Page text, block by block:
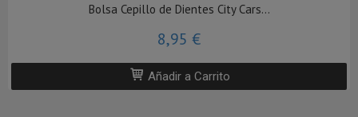
Bolsa Cepillo de Dientes City Cars...
8,95 €
Añadir a Carrito